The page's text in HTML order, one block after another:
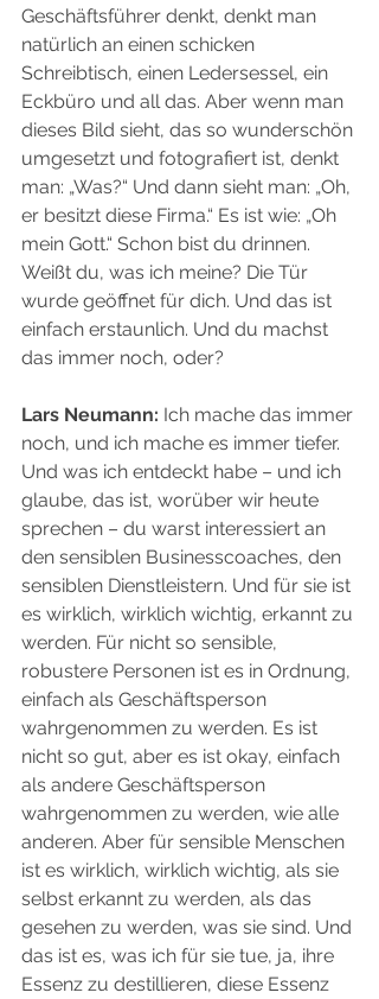
Geschäftsführer denkt, denkt man
natürlich an einen schicken
Schreibtisch, einen Ledersessel, ein
Eckbüro und all das. Aber wenn man
dieses Bild sieht, das so wunderschön
umgesetzt und fotografiert ist, denkt
man: „Was?“ Und dann sieht man: „Oh,
er besitzt diese Firma.“ Es ist wie: „Oh
mein Gott.“ Schon bist du drinnen.
Weißt du, was ich meine? Die Tür
wurde geöffnet für dich. Und das ist
einfach erstaunlich. Und du machst
das immer noch, oder?
Lars Neumann: Ich mache das immer
noch, und ich mache es immer tiefer.
Und was ich entdeckt habe – und ich
glaube, das ist, worüber wir heute
sprechen – du warst interessiert an
den sensiblen Businesscoaches, den
sensiblen Dienstleistern. Und für sie ist
es wirklich, wirklich wichtig, erkannt zu
werden. Für nicht so sensible,
robustere Personen ist es in Ordnung,
einfach als Geschäftsperson
wahrgenommen zu werden. Es ist
nicht so gut, aber es ist okay, einfach
als andere Geschäftsperson
wahrgenommen zu werden, wie alle
anderen. Aber für sensible Menschen
ist es wirklich, wirklich wichtig, als sie
selbst erkannt zu werden, als das
gesehen zu werden, was sie sind. Und
das ist es, was ich für sie tue, ja, ihre
Essenz zu destillieren, diese Essenz